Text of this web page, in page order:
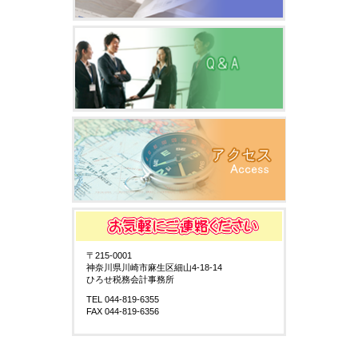
〒215-0001
神奈川県川崎市麻生区細山4-18-14
ひろせ税務会計事務所
TEL 044-819-6355
FAX 044-819-6356